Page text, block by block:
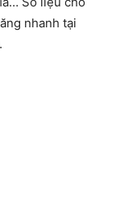
nhanh tại